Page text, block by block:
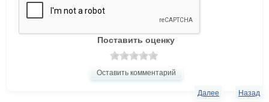
Поставить оценку
Оставить комментарий
Назад
Далее